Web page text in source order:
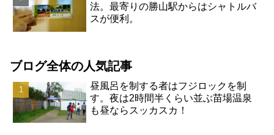
法。最寄りの勝山駅からはシャトルバ
スが便利。
ブログ全体の人気記事
昼風呂を制する者はフジロックを制
す。夜は2時間半くらい並ぶ苗場温泉
も昼ならスッカスカ！